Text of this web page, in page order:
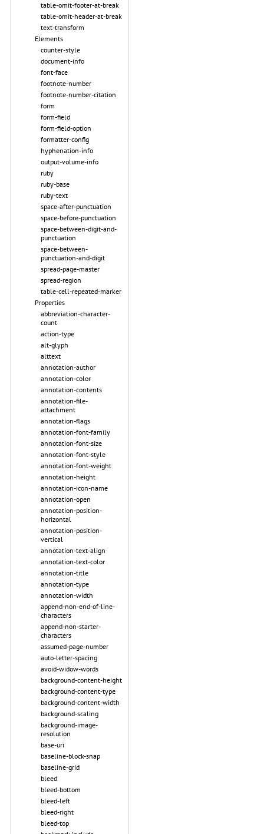
table-omit-footer-at-break
table-omit-header-at-break
text-transform
Elements
counter-style
document-info
font-face
footnote-number
footnote-number-citation
form
form-field
form-field-option
formatter-config
hyphenation-info
output-volume-info
ruby
ruby-base
ruby-text
space-after-punctuation
space-before-punctuation
space-between-digit-and-
punctuation
space-between-
punctuation-and-digit
spread-page-master
spread-region
table-cell-repeated-marker
Properties
abbreviation-character-
count
action-type
alt-glyph
alttext
annotation-author
annotation-color
annotation-contents
annotation-file-
attachment
annotation-flags
annotation-font-family
annotation-font-size
annotation-font-style
annotation-font-weight
annotation-height
annotation-icon-name
annotation-open
annotation-position-
horizontal
annotation-position-
vertical
annotation-text-align
annotation-text-color
annotation-title
annotation-type
annotation-width
append-non-end-of-line-
characters
append-non-starter-
characters
assumed-page-number
auto-letter-spacing
avoid-widow-words
background-content-height
background-content-type
background-content-width
background-scaling
background-image-
resolution
base-uri
baseline-block-snap
baseline-grid
bleed
bleed-bottom
bleed-left
bleed-right
bleed-top